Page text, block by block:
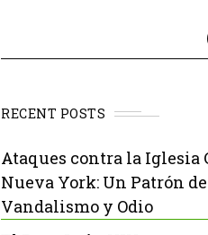
RECENT POSTS
Ataques contra la Iglesia
Nueva York: Un Patrón de
Vandalismo y Odio